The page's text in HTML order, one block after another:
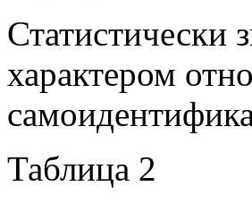
Статистически
характером
Таблица 2